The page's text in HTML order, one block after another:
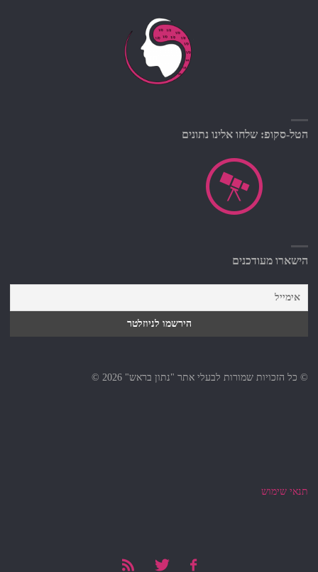
הטל-סקופ: שלחו אלינו נתונים
הישארו מעודכנים
© כל הזכויות שמורות לבעלי אתר "נתון בראש" 2026 ©
תנאי שימוש